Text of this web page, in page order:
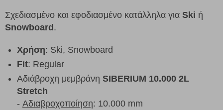
Σχεδιασμένο και εφοδιασμένο κατάλληλα για Ski ή
Snowboard.
Χρήση: Ski, Snowboard
Fit: Regular
Αδιάβροχη μεμβράνη SIBERIUM 10.000 2L
Stretch
- Αδιαβροχοποίηση: 10.000 mm